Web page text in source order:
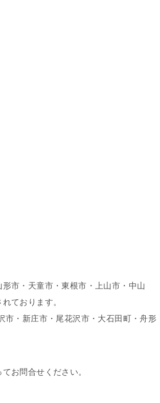
市・天童市・東根市・上山市・中山
ております。
市・新庄市・尾花沢市・大石田町・舟形
お問合せください。